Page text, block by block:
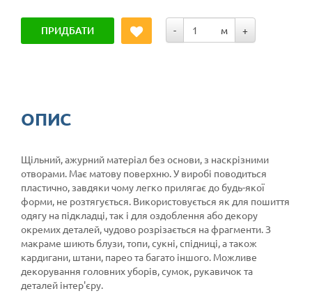
ПРИДБАТИ - м +
ОПИС
Щільний, ажурний матеріал без основи, з наскрізними
отворами. Має матову поверхню. У виробі поводиться
пластично, завдяки чому легко прилягає до будь-якої
форми, не розтягується. Використовується як для пошиття
одягу на підкладці, так і для оздоблення або декору
окремих деталей, чудово розрізається на фрагменти. З
макраме шиють блузи, топи, сукні, спідниці, а також
кардигани, штани, парео та багато іншого. Можливе
декорування головних уборів, сумок, рукавичок та
деталей інтер'єру.